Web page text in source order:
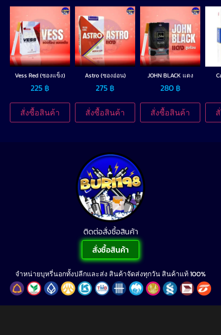
Vess Red (ซองแข็ง)
225 ฿
สั่งซื้อสินค้า
Astro (ซองอ่อน)
275 ฿
สั่งซื้อสินค้า
JOHN BLACK แดง
280 ฿
สั่งซื้อสินค้า
ติดต่อสั่งซื้อสินค้า
สั่งซื้อสินค้า
จำหน่ายบุหรี่นอกทั้งปลีกและส่ง สินค้าจัดส่งทุกวัน สินค้าแท้ 100%